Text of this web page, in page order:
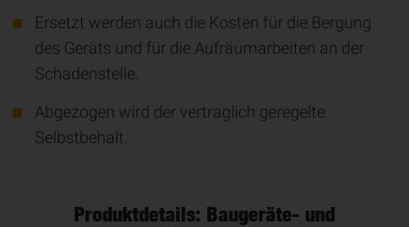
Ersetzt werden auch die Kosten für die Bergung
des Geräts und für die Aufräumarbeiten an der
Schadenstelle.
Abgezogen wird der vertraglich geregelte
Selbstbehalt.
Produktdetails: Baugeräte- und